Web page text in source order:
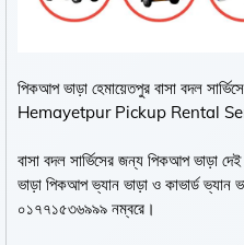
পিকআপ ভাড়া হেমায়েতপুর বাসা বদল
Hemayetpur Pickup Rental
বাসা বদল সার্ভিসের জন্য পিকআপ ভাড়া
ভাড়া পিকআপ ভ্যান ভাড়া ও কাভার্ড
০১৭৭১৫৩৬৯৯৯ নম্বরে।